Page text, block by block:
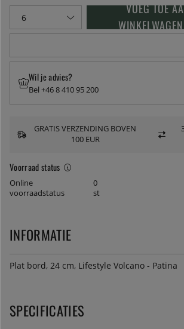
VOEG TOE
WINKELWAGEN
Voorraad status
Online
voorraadstatus
0
st
Wil je advies?
Bel +46 8 410 95 200
GRATIS VERZENDING BOVEN
100 EUR
INFORMATIE
Plat bord, 24 cm, Lifestyle Volcano - Patina
SPECIFICATIES